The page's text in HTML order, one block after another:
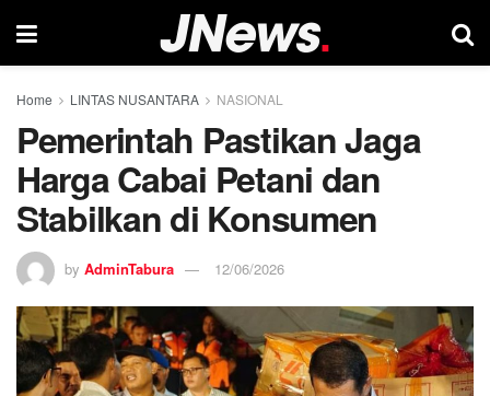
Home LINTAS NUSANTARA NASIONAL
Pemerintah Pastikan Jaga
Harga Cabai Petani dan
Stabilkan di Konsumen
by AdminTabura 12/06/2026